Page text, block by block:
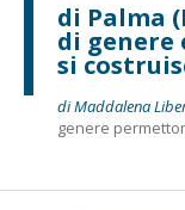
di Palma
di genere
si
di Maddalena
genere